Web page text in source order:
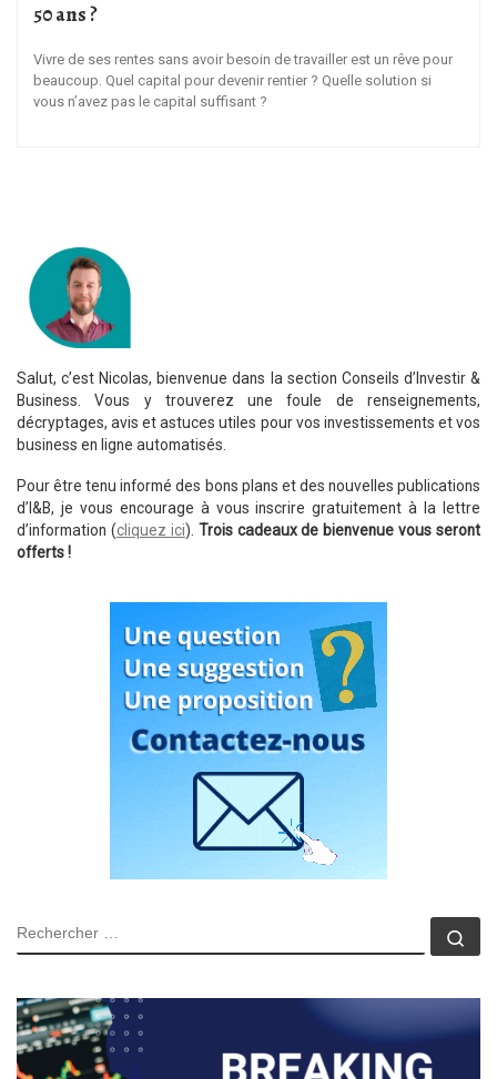
50 ans ?
Vivre de ses rentes sans avoir besoin de travailler est un rêve pour
beaucoup. Quel capital pour devenir rentier ? Quelle solution si
vous n’avez pas le capital suffisant ?
Salut, c’est Nicolas, bienvenue dans la section Conseils d’Investir &
Business. Vous y trouverez une foule de renseignements,
décryptages, avis et astuces utiles pour vos investissements et vos
business en ligne automatisés.
Pour être tenu informé des bons plans et des nouvelles publications
d’I&B, je vous encourage à vous inscrire gratuitement à la lettre
d’information (cliquez ici). Trois cadeaux de bienvenue vous seront
offerts !
RECHERCHER